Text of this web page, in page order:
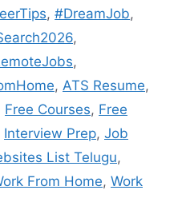
,#DreamJob,
,
,
, ATS Resume,
Free Courses, Free
Interview Prep, Job
List Telugu,
From Home, Work